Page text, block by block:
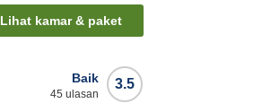
Lihat kamar & paket
3.5
Baik
45 ulasan